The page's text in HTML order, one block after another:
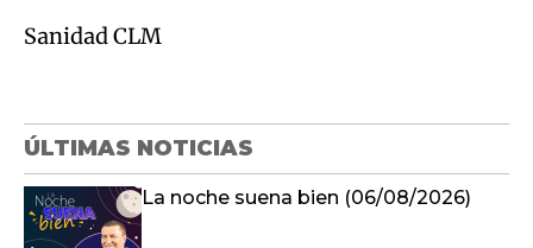
Sanidad CLM
ÚLTIMAS NOTICIAS
La noche suena bien (06/08/2026)